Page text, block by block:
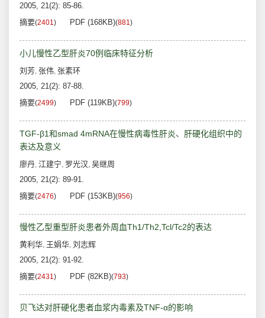
2005, 21(2): 85-86.
摘要(2401) PDF (168KB)(881)
小儿慢性乙型肝炎70例临床特征分析
刘芳, 张伟, 张素环
2005, 21(2): 87-88.
摘要(2499) PDF (119KB)(799)
TGF-β1和smad 4mRNA在慢性病毒性肝炎、肝硬化组织中的
表达及意义
廖丹, 江建宁, 罗光汉, 吴继周
2005, 21(2): 89-91.
摘要(2476) PDF (153KB)(956)
慢性乙型重型肝炎患者外周血Th1/Th2,Tcl/Tc2的表达
黄利华, 王娟华, 刘志辉
2005, 21(2): 91-92.
摘要(2431) PDF (82KB)(793)
贝飞达对肝硬化患者血浆内毒素及TNF-α的影响